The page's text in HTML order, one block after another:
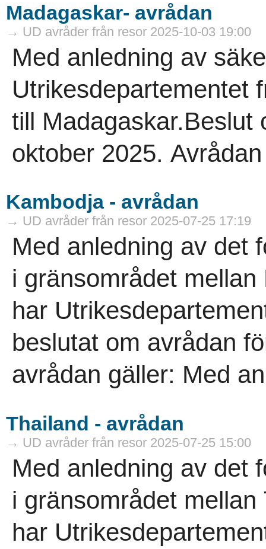
Madagaskar- avrådan
→ UD avråder från resor 2025-10-03 19:00
Med anledning av
Utrikesdepartementet
till Madagaskar.Beslut
oktober 2025.
Kambodja - avrådan
→ UD avråder från resor 2025-07-25 17:19
Med anledning av det
i gränsområdet
har
beslutat om avrådan
avrådan gäller: Med
Thailand - avrådan
→ UD avråder från resor 2025-07-25 15:00
Med anledning av det
i gränsområdet
har